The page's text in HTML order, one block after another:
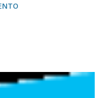
molto più
efficiente...